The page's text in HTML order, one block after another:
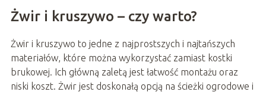
Żwir i kruszywo – czy warto?
Żwir i kruszywo to jedne z najprostszych i najtańszych
materiałów, które można wykorzystać zamiast kostki
brukowej. Ich główną zaletą jest łatwość montażu oraz
niski koszt. Żwir jest doskonałą opcją na ścieżki ogrodowe i